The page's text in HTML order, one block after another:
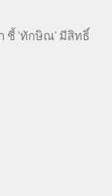
ชี้ ‘ทักษิณ’ มีสิทธิ์